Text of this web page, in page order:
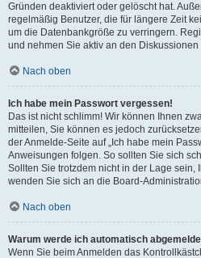
Gründen deaktiviert oder gelöscht hat.
regelmäßig Benutzer, die für längere Zeit
um die Datenbankgröße zu verringern.
und nehmen Sie aktiv an den Diskussionen
Nach oben
Ich habe mein Passwort vergessen!
Das ist nicht schlimm! Wir können Ihnen
mitteilen, Sie können es jedoch
der Anmelde-Seite auf „Ich habe mein
Anweisungen folgen. So sollten Sie sich
Sollten Sie trotzdem nicht in der Lage sein,
wenden Sie sich an die Board-
Nach oben
Warum werde ich automatisch
Wenn Sie beim Anmelden das